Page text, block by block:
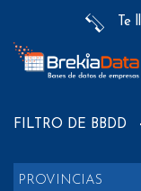
Te
FILTRO DE BBDD
PROVINCIAS